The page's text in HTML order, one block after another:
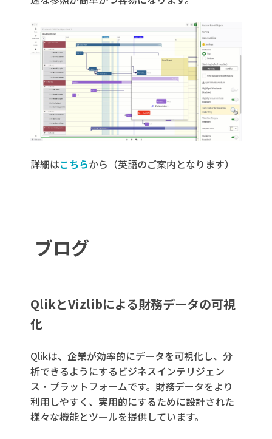
詳細はこちらから（英語のご案内となります）
ブログ
QlikとVizlibによる財務データの可視
化
Qlikは、企業が効率的にデータを可視化し、分
析できるようにするビジネスインテリジェン
ス・プラットフォームです。財務データをより
利用しやすく、実用的にするために設計された
様々な機能とツールを提供しています。